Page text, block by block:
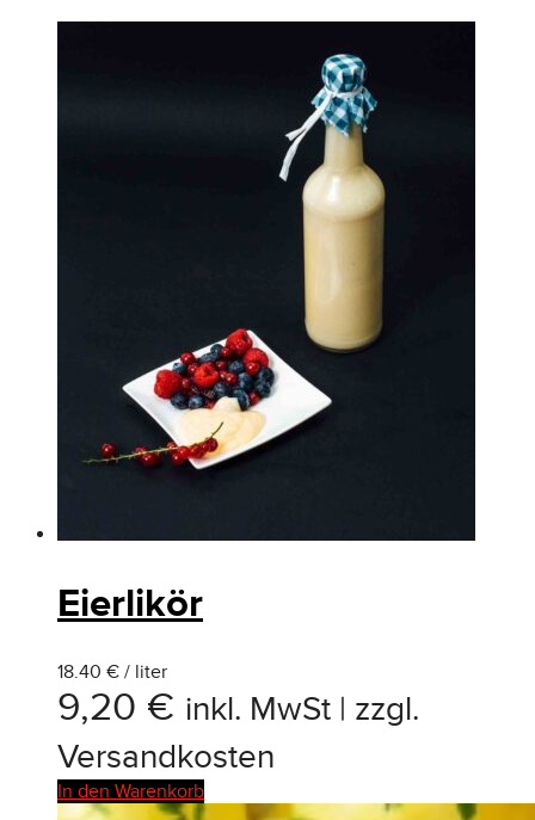
Eierlikör
18.40 € / liter
9,20 € inkl. MwSt | zzgl.
Versandkosten
In den Warenkorb